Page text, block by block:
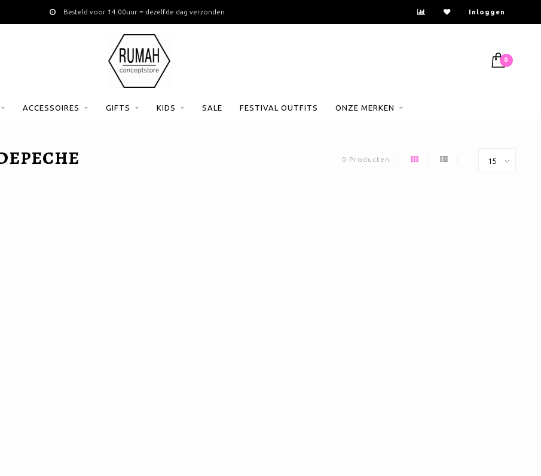
Besteld voor 14:00uur = dezelfde dag verzonden Inloggen
0
ACCESSOIRES GIFTS KIDS SALE FESTIVAL OUTFITS ONZE MERKEN
0 Producten